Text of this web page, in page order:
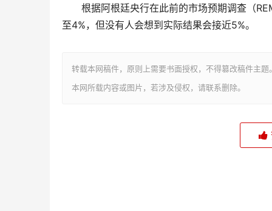
根据阿根廷央行在此前的市场预期调查（
至4%，但没有人会想到实际结果会接近5%。
转载本网稿件，原则上需要书面授权，不得篡改稿件主
本网所载内容或图片，若涉及侵权，请联系删除。